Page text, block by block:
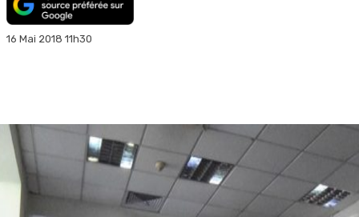
16 Mai 2018 11h30